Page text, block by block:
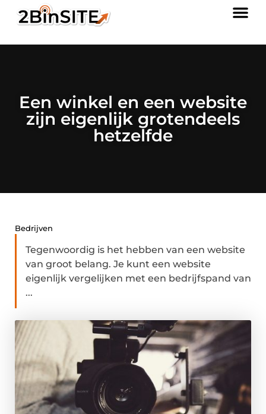
Een winkel en een website
zijn eigenlijk grotendeels
hetzelfde
Bedrijven
Tegenwoordig is het hebben van een website
van groot belang. Je kunt een website
eigenlijk vergelijken met een bedrijfspand van
...